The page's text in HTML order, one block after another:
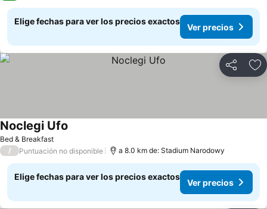
Elige fechas para ver los precios exactos
Ver precios
Compartir
Bed & Breakfast
Noclegi Ufo
/ Puntuación no disponible a 8.0 km de: Stadium Narodowy
Elige fechas para ver los precios exactos
Ver precios